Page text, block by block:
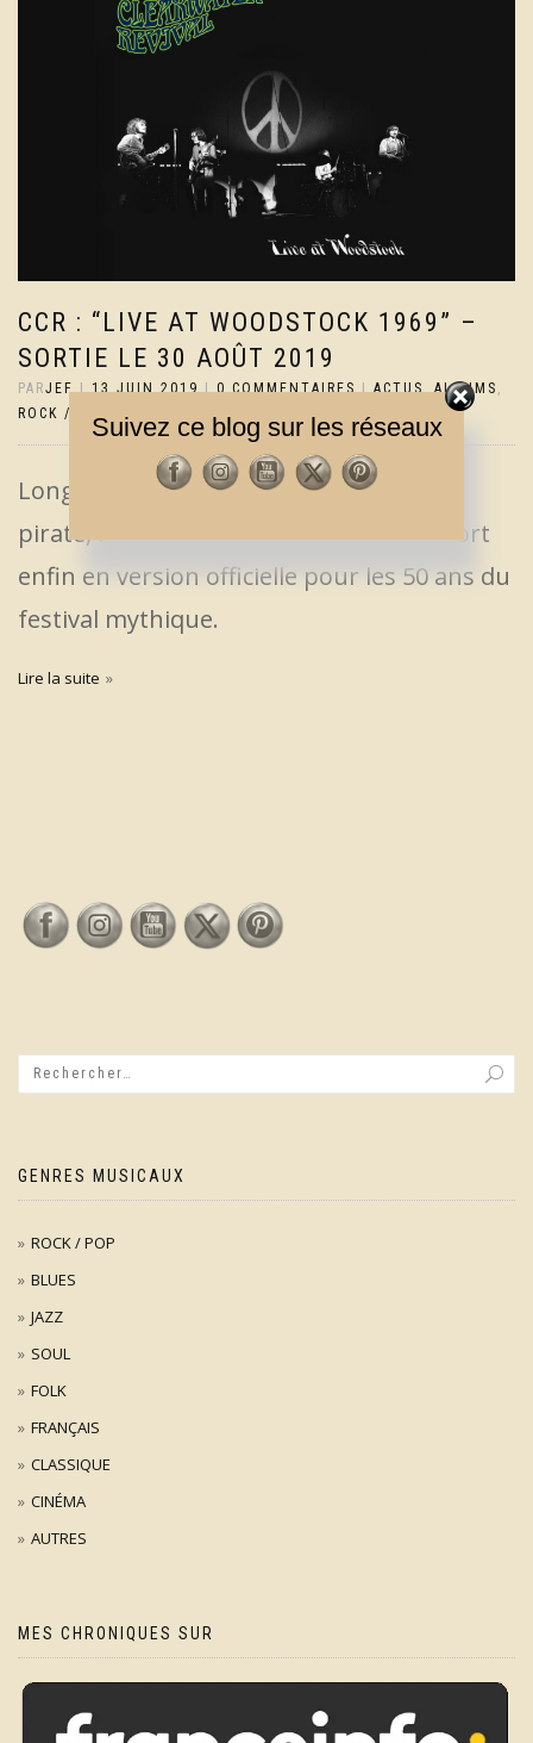
CCR : “LIVE AT WOODSTOCK 1969” –
SORTIE LE 30 AOÛT 2019
PARJEF|13 JUIN 2019|0 COMMENTAIRES|ACTUS,ALBUMS ,
ROCK / POP
Longtemps disponible uniquement en
pirate, le concert de CCR à Woodstock sort
enfin en version officielle pour les 50 ans du
festival mythique.
Lire la suite
GENRES MUSICAUX
ROCK / POP
BLUES
JAZZ
SOUL
FOLK
FRANÇAIS
CLASSIQUE
CINÉMA
AUTRES
MES CHRONIQUES SUR
Suivez ce blog sur les réseaux